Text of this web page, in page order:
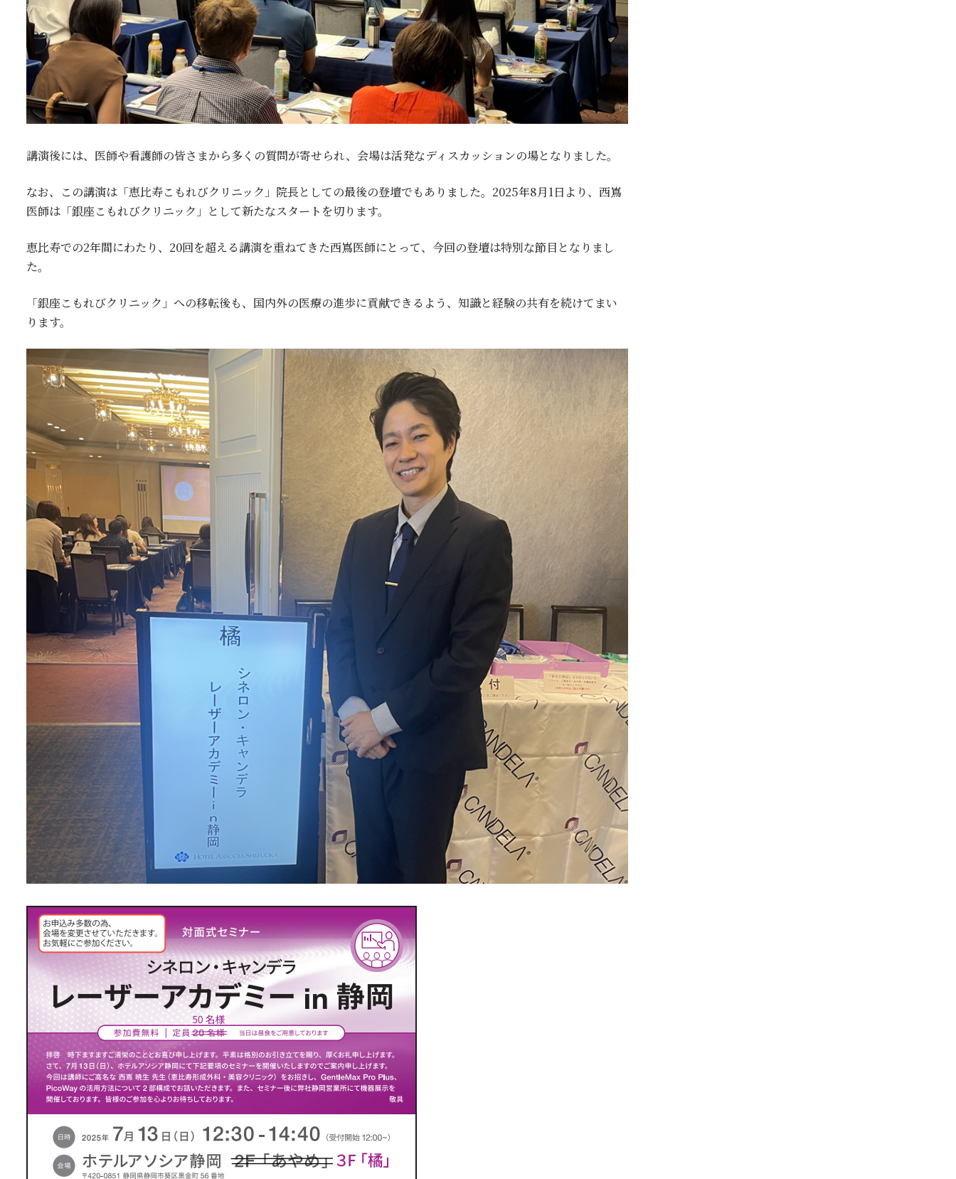
講演後には、医師や看護師の皆さまから多くの質問が寄せられ、会場は活発なディスカッションの場となりました。
なお、この講演は「恵比寿こもれびクリニック」院長としての最後の登壇でもありました。2025年8月1日より、西嶌
医師は「銀座こもれびクリニック」として新たなスタートを切ります。
恵比寿での2年間にわたり、20回を超える講演を重ねてきた西嶌医師にとって、今回の登壇は特別な節目となりまし
た。
「銀座こもれびクリニック」への移転後も、国内外の医療の進歩に貢献できるよう、知識と経験の共有を続けてまい
ります。